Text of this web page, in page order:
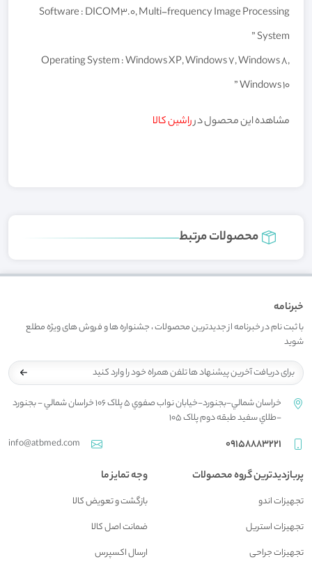
Software : DICOM3.0, Multi-frequency Image Processing
System ”
Operating System : Windows XP, Windows 7, Windows 8,
Windows 10 ”
مشاهده این محصول درراشین کالا
محصولات مرتبط
خبرنامه
با ثبت نام در خبرنامه از جدیدترین محصولات ، جشنواره ها و فروش های ویژه مطلع
شوید
خراسان شمالي-بجنورد-خيابان نواب صفوي 5 پلاک 106 خراسان شمالي - بجنورد
-طلاي سفيد طبقه دوم پلاک 105
09158883221
info@atbmed.com
پربازدیدترین گروه محصولات
تجهیزات اندو
تجهیزات استریل
تجهیزات جراحی
وجه تمایز ما
بازگشت و تعويض کالا
ضمانت اصل کالا
ارسال اکسپرس